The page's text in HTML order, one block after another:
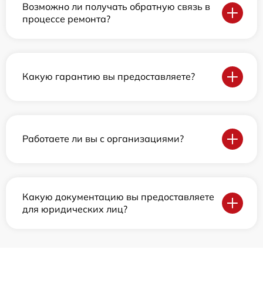
Возможно ли получать обратную связь в
процессе ремонта?
Какую гарантию вы предоставляете?
Работаете ли вы с организациями?
Какую документацию вы предоставляете
для юридических лиц?